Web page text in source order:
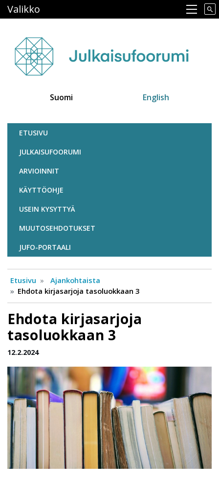
pääsisältöön
Main navigation
Valikko
Suomi English
Julkaisufoorumi
ETUSIVU
JULKAISUFOORUMI
ARVIOINNIT
KÄYTTÖOHJE
USEIN KYSYTTYÄ
MUUTOSEHDOTUKSET
JUFO-PORTAALI
Etusivu
Ajankohtaista
Ehdota kirjasarjoja tasoluokkaan 3
Ehdota kirjasarjoja
tasoluokkaan 3
12.2.2024